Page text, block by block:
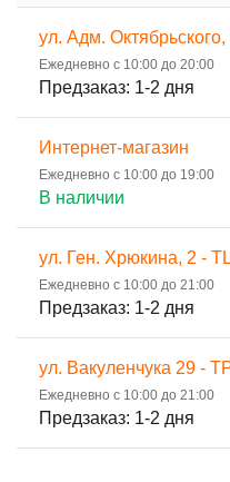
ул. Адм. Октябрьского,
Ежедневно с 10:00 до 20:00
Предзаказ: 1-2 дня
Интернет-магазин
Ежедневно с 10:00 до 19:00
В наличии
ул. Ген. Хрюкина, 2 -
Ежедневно с 10:00 до 21:00
Предзаказ: 1-2 дня
ул. Вакуленчука 29 -
Ежедневно с 10:00 до 21:00
Предзаказ: 1-2 дня